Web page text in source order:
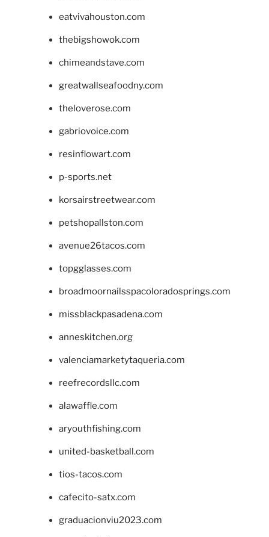
eatvivahouston.com
thebigshowok.com
chimeandstave.com
greatwallseafoodny.com
theloverose.com
gabriovoice.com
resinflowart.com
p-sports.net
korsairstreetwear.com
petshopallston.com
avenue26tacos.com
topgglasses.com
broadmoornailsspacoloradosprings.com
missblackpasadena.com
anneskitchen.org
valenciamarketytaqueria.com
reefrecordsllc.com
alawaffle.com
aryouthfishing.com
united-basketball.com
tios-tacos.com
cafecito-satx.com
graduacionviu2023.com